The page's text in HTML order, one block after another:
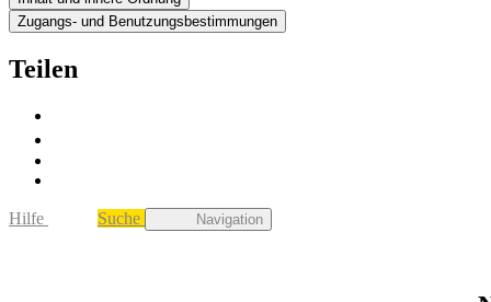
Zugangs- und Benutzungsbestimmungen
Teilen
Hilfe Suche Navigation